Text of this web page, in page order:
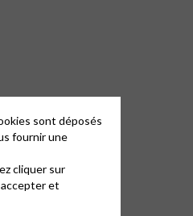
sont déposés
fournir une
cliquer sur
et